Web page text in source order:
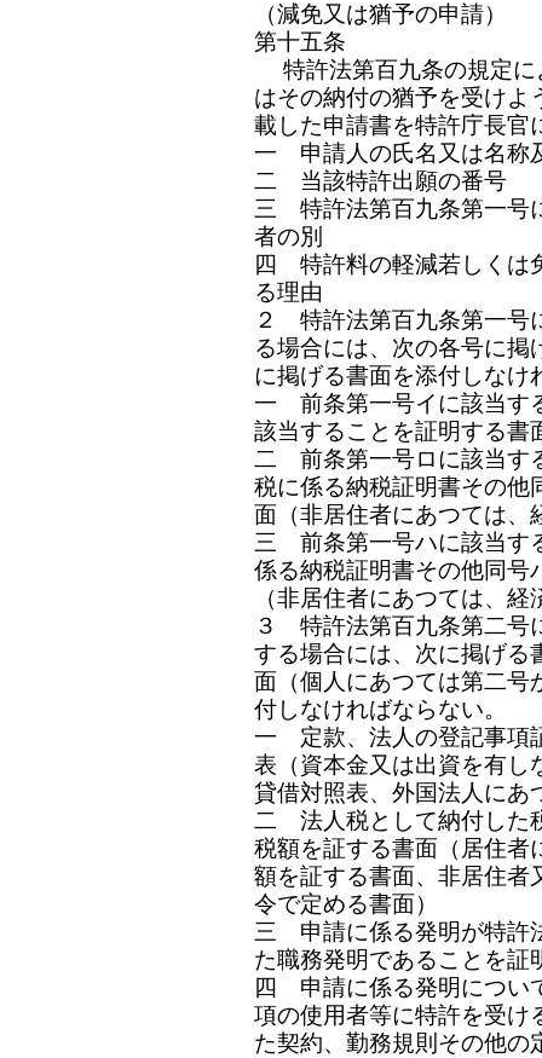
（減免又は猶予の申請）
第十五条
特許法第百九条の規定に
はその納付の猶予を受けよ
載した申請書を特許庁長官
一 申請人の氏名又は名称
二 当該特許出願の番号
三 特許法第百九条第一号
者の別
四 特許料の軽減若しくは
る理由
２ 特許法第百九条第一号
る場合には、次の各号に
に掲げる書面を添付しなけ
一 前条第一号イに該当す
該当することを証明する書
二 前条第一号ロに該当す
税に係る納税証明書その他
面（非居住者にあつては、
三 前条第一号ハに該当す
係る納税証明書その他同号
（非居住者にあつては、
３ 特許法第百九条第二号
する場合には、次に掲げる
面（個人にあつては第二号
付しなければならない。
一 定款、法人の登記事項
表（資本金又は出資を有し
貸借対照表、外国法人にあ
二 法人税として納付した
税額を証する書面（居住者
額を証する書面、非居住者
令で定める書面）
三 申請に係る発明が特許
た職務発明であることを証
四 申請に係る発明につい
項の使用者等に特許を受け
た契約、勤務規則その他の